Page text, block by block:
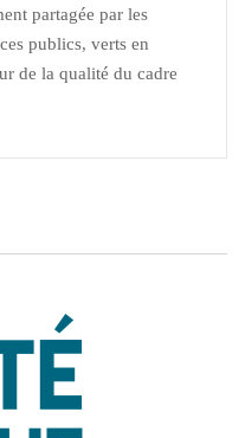
partagée par les
publics, verts en
de la qualité du cadre